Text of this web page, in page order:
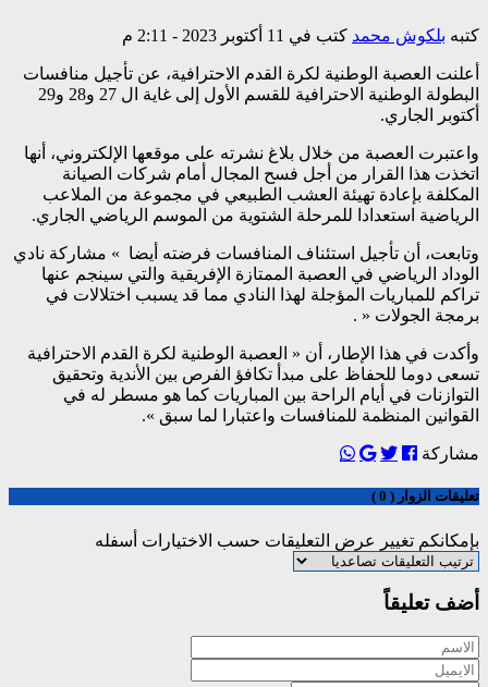
كتبه بلكوش محمد كتب في 11 أكتوبر 2023 - 2:11 م
أعلنت العصبة الوطنية لكرة القدم الاحترافية، عن تأجيل منافسات
البطولة الوطنية الاحترافية للقسم الأول إلى غاية ال 27 و28 و29
أكتوبر الجاري.
واعتبرت العصبة من خلال بلاغ نشرته على موقعها الإلكتروني، أنها
اتخذت هذا القرار من أجل فسح المجال أمام شركات الصيانة
المكلفة بإعادة تهيئة العشب الطبيعي في مجموعة من الملاعب
الرياضية استعدادا للمرحلة الشتوية من الموسم الرياضي الجاري.
وتابعت، أن تأجيل استئناف المنافسات فرضته أيضا » مشاركة نادي
الوداد الرياضي في العصبة الممتازة الإفريقية والتي سينجم عنها
تراكم للمباريات المؤجلة لهذا النادي مما قد يسبب اختلالات في
برمجة الجولات « .
وأكدت في هذا الإطار، أن « العصبة الوطنية لكرة القدم الاحترافية
تسعى دوما للحفاظ على مبدأ تكافؤ الفرص بين الأندية وتحقيق
التوازنات في أيام الراحة بين المباريات كما هو مسطر له في
القوانين المنظمة للمنافسات واعتبارا لما سبق ».
مشاركة
تعليقات الزوار ( 0 )
بإمكانكم تغيير عرض التعليقات حسب الاختيارات أسفله
أضف تعليقاً